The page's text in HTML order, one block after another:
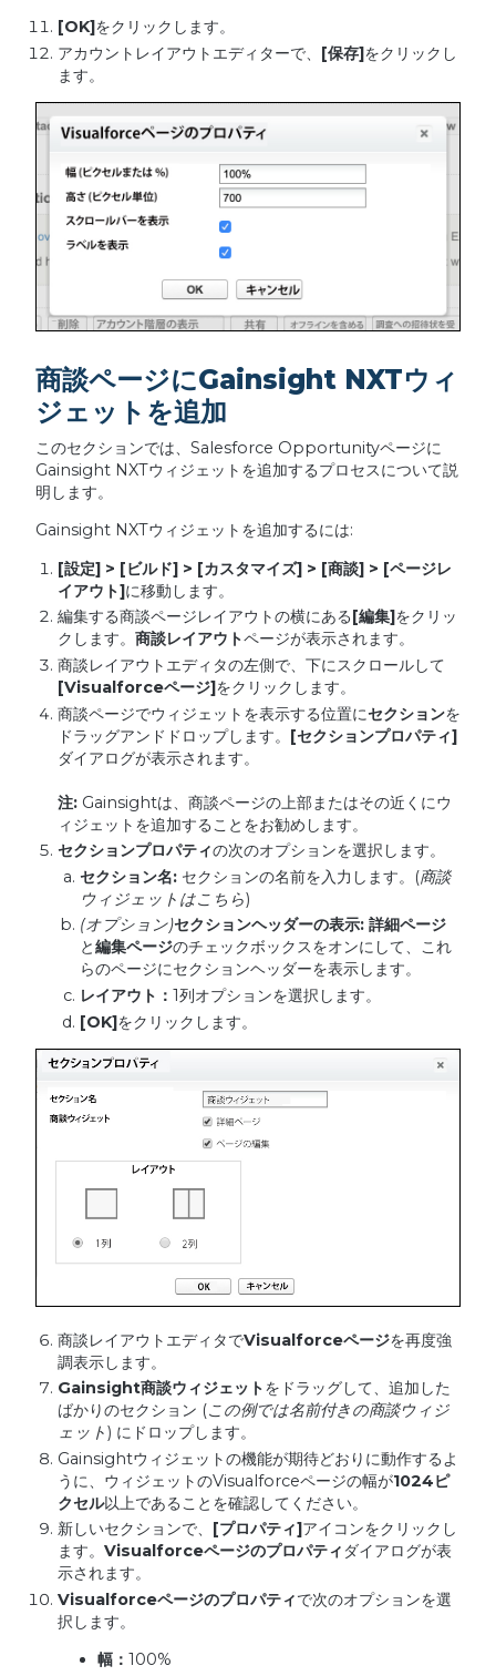
[OK] をクリックします。
アカウントレイアウトエディターで、 [保存]をクリックし
ます。
商談ページにGainsight NXTウィ
ジェットを追加
このセクションでは、Salesforce Opportunityページに
Gainsight NXTウィジェットを追加するプロセスについて説
明します。
Gainsight NXTウィジェットを追加するには:
[設定] > [ビルド] > [カスタマイズ] > [商談] > [ページレ
イアウト]に移動します。
編集する商談ページレイアウトの横にある [編集] をクリッ
クします。 商談レイアウトページが表示されます。
商談レイアウトエディタの左側で、下にスクロールして
[Visualforceページ]をクリックします。
商談ページでウィジェットを表示する位置にセクションを
ドラッグアンドドロップします。 [セクションプロパティ]
ダイアログが表示されます。
注: Gainsightは、商談ページの上部またはその近くにウ
ィジェットを追加することをお勧めします。
セクションプロパティの次のオプションを選択します。
セクション名: セクションの名前を入力します。(商談
ウィジェットはこちら)
(オプション)セクションヘッダーの表示:詳細ページ
と編集ページのチェックボックスをオンにして、これ
らのページにセクションヘッダーを表示します。
レイアウト：1列オプションを選択します。
[OK]をクリックします。
商談レイアウトエディタでVisualforceページを再度強
調表示します。
Gainsight商談ウィジェットをドラッグして、追加した
ばかりのセクション (この例では名前付きの商談ウィジ
ェット) にドロップします。
Gainsightウィジェットの機能が期待どおりに動作するよ
うに、ウィジェットのVisualforceページの幅が1024ピ
クセル以上であることを確認してください。
新しいセクションで、
[プロパティ] アイコンをクリックし
ます。 Visualforceページのプロパティ ダイアログが表
示されます。
Visualforceページのプロパティで次のオプションを選
択します。
幅： 100%